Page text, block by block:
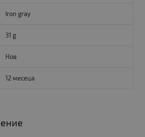
Iron gray
31 g
Нов
12 месеца